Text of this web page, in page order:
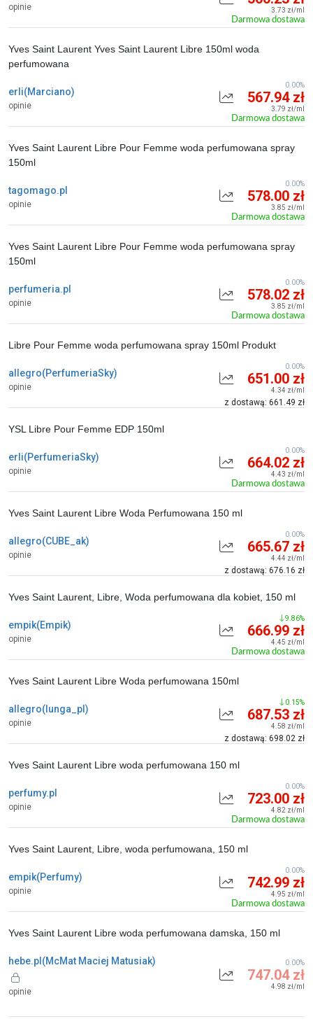
opinie 3.73 zł/ml
Darmowa dostawa
erli(Marciano)
opinie
Yves Saint Laurent Yves Saint Laurent Libre 150ml woda
perfumowana
567.94 zł
3.79 zł/ml
Darmowa dostawa
0.00%
tagomago.pl
opinie
Yves Saint Laurent Libre Pour Femme woda perfumowana spray
150ml
578.00 zł
3.85 zł/ml
Darmowa dostawa
0.00%
perfumeria.pl
opinie
Yves Saint Laurent Libre Pour Femme woda perfumowana spray
150ml
578.02 zł
3.85 zł/ml
Darmowa dostawa
0.00%
allegro(PerfumeriaSky)
opinie
Libre Pour Femme woda perfumowana spray 150ml Produkt
651.00 zł
4.34 zł/ml
z dostawą: 661.49 zł
0.00%
erli(PerfumeriaSky)
opinie
YSL Libre Pour Femme EDP 150ml
664.02 zł
4.43 zł/ml
Darmowa dostawa
0.00%
allegro(CUBE_ak)
opinie
Yves Saint Laurent Libre Woda Perfumowana 150 ml
665.67 zł
4.44 zł/ml
z dostawą: 676.16 zł
0.00%
empik(Empik)
opinie
Yves Saint Laurent, Libre, Woda perfumowana dla kobiet, 150 ml
666.99 zł
4.45 zł/ml
Darmowa dostawa
9.86%
allegro(lunga_pl)
opinie
Yves Saint Laurent Libre Woda perfumowana 150ml
687.53 zł
4.58 zł/ml
z dostawą: 698.02 zł
0.15%
perfumy.pl
opinie
Yves Saint Laurent Libre woda perfumowana 150 ml
723.00 zł
4.82 zł/ml
Darmowa dostawa
0.00%
empik(Perfumy)
opinie
Yves Saint Laurent, Libre, woda perfumowana, 150 ml
742.99 zł
4.95 zł/ml
Darmowa dostawa
0.00%
hebe.pl(McMat Maciej Matusiak)
opinie
Yves Saint Laurent Libre woda perfumowana damska, 150 ml
747.04 zł
4.98 zł/ml
0.00%